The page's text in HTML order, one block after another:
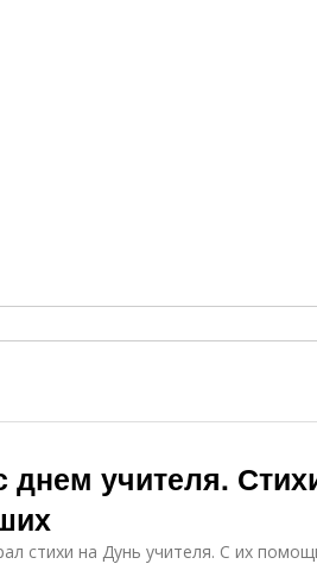
днем учителя.
стихи на Дунь учителя. С их